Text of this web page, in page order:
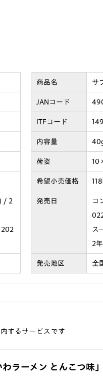
/ 2
202
商品名 サ
JANコード
ITFコード
内容量
荷姿
希望小売価格
発売日
コ
ス
2
発売地区 全
するサービスです
ラーメン とんこつ味」